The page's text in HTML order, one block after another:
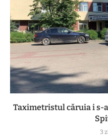
Taximetristul căruia i s-
3